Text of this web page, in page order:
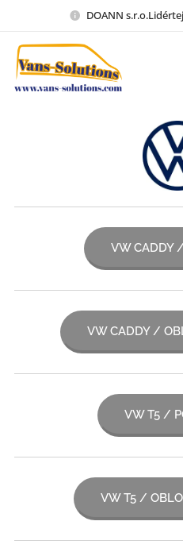
DOANN
VW CADDY
VW CADDY /
VW T5 /
VW T5 /